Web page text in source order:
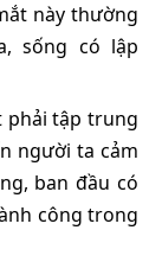
này thường
sống có lập
phải tập trung
người ta cảm
ban đầu có
công trong